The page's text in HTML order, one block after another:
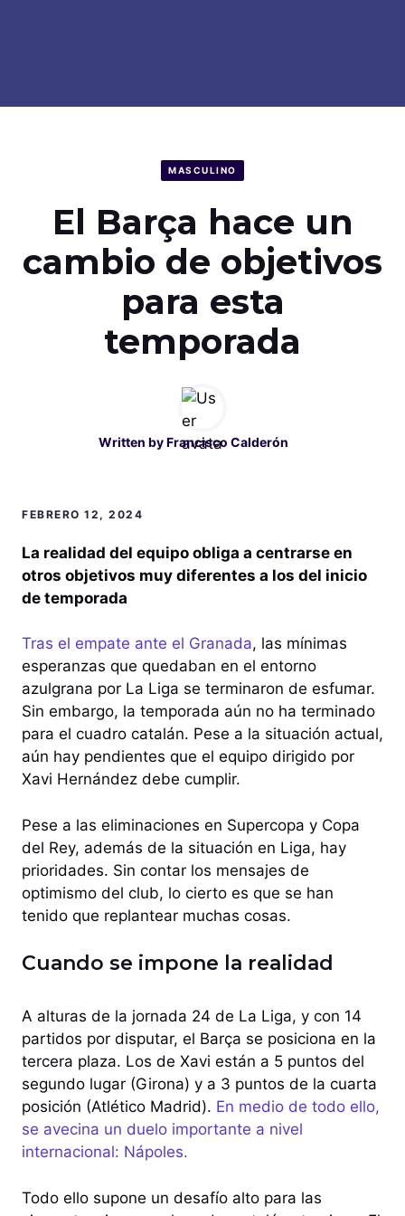
MASCULINO
El Barça hace un
cambio de objetivos
para esta
temporada
Written byFrancisco Calderón
FEBRERO 12, 2024
La realidad del equipo obliga a centrarse en
otros objetivos muy diferentes a los del inicio
de temporada
Tras el empate ante el Granada, las mínimas
esperanzas que quedaban en el entorno
azulgrana por La Liga se terminaron de esfumar.
Sin embargo, la temporada aún no ha terminado
para el cuadro catalán. Pese a la situación actual,
aún hay pendientes que el equipo dirigido por
Xavi Hernández debe cumplir.
Pese a las eliminaciones en Supercopa y Copa
del Rey, además de la situación en Liga, hay
prioridades. Sin contar los mensajes de
optimismo del club, lo cierto es que se han
tenido que replantear muchas cosas.
Cuando se impone la realidad
A alturas de la jornada 24 de La Liga, y con 14
partidos por disputar, el Barça se posiciona en la
tercera plaza. Los de Xavi están a 5 puntos del
segundo lugar (Girona) y a 3 puntos de la cuarta
posición (Atlético Madrid). En medio de todo ello,
se avecina un duelo importante a nivel
internacional: Nápoles.
Todo ello supone un desafío alto para las